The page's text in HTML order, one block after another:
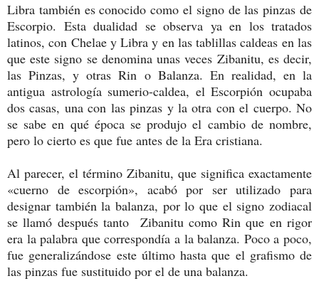
Libra también es conocido como el signo de las pinzas de
Escorpio. Esta dualidad se observa ya en los tratados
latinos, con Chelae y Libra y en las tablillas caldeas en las
que este signo se denomina unas veces Zibanitu, es decir,
las Pinzas, y otras Rin o Balanza. En realidad, en la
antigua astrología sumerio-caldea, el Escorpión ocupaba
dos casas, una con las pinzas y la otra con el cuerpo. No
se sabe en qué época se produjo el cambio de nombre,
pero lo cierto es que fue antes de la Era cristiana.
Al parecer, el término Zibanitu, que significa exactamente
«cuerno de escorpión», acabó por ser utilizado para
designar también la balanza, por lo que el signo zodiacal
se llamó después tanto Zibanitu como Rin que en rigor
era la palabra que correspondía a la balanza. Poco a poco,
fue generalizándose este último hasta que el grafismo de
las pinzas fue sustituido por el de una balanza.